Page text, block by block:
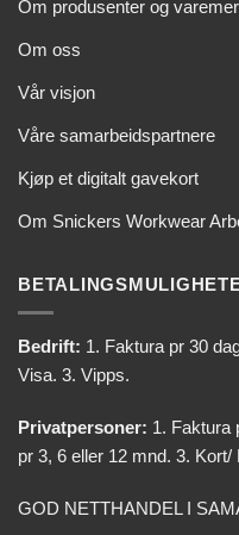
Om produsenter og
Om oss
Vår visjon
Våre samarbeidspartnere
Kjøp et digitalt gavekort
Om Snickers Workwear
Bedrift: 1. Faktura pr 30
Visa. 3. Vipps.
Privatpersoner: 1. Faktura
pr 3, 6 eller 12 mnd. 3.
GOD NETTHANDEL I